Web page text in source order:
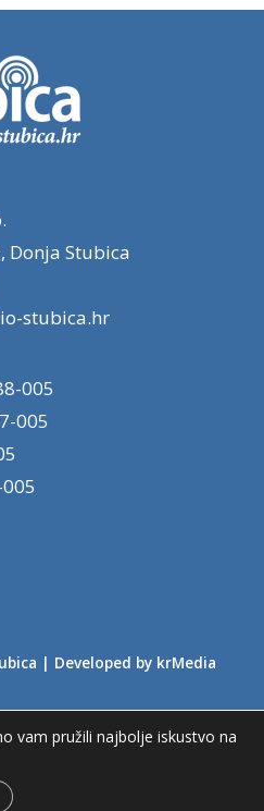
Donja Stubica
stubica.hr
005
005
| Developed by krMedia
vam pružili najbolje iskustvo na